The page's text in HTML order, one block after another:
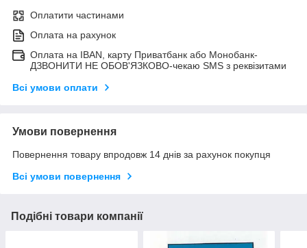
Оплатити частинами
Оплата на рахунок
Оплата на IBAN, карту Приватбанк або Монобанк-
ДЗВОНИТИ НЕ ОБОВ'ЯЗКОВО-чекаю SMS з реквізитами
Всі умови оплати
Умови повернення
Повернення товару впродовж 14 днів за рахунок покупця
Всі умови повернення
Подібні товари компанії